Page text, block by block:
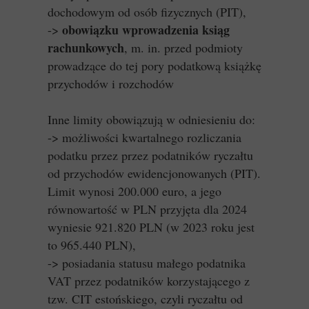
dochodowym od osób fizycznych (PIT),
-> obowiązku wprowadzenia ksiąg
rachunkowych, m. in. przed podmioty
prowadzące do tej pory podatkową książkę
przychodów i rozchodów
Inne limity obowiązują w odniesieniu do:
-> możliwości kwartalnego rozliczania
podatku przez przez podatników ryczałtu
od przychodów ewidencjonowanych (PIT).
Limit wynosi 200.000 euro, a jego
równowartość w PLN przyjęta dla 2024
wyniesie 921.820 PLN (w 2023 roku jest
to 965.440 PLN),
-> posiadania statusu małego podatnika
VAT przez podatników korzystającego z
tzw. CIT estońskiego, czyli ryczałtu od